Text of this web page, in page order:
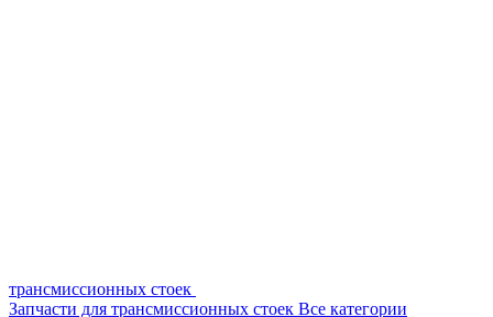
трансмиссионных стоек
Запчасти для трансмиссионных стоек Все категории